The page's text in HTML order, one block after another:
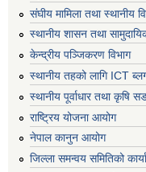
संघीय मामिला तथा स्थानीय
स्थानीय शासन तथा
केन्द्रीय पञ्जिकरण विभाग
स्थानीय तहको लागि ICT
स्थानीय पूर्वाधार तथा कृषि
राष्ट्रिय योजना आयोग
नेपाल कानुन आयोग
जिल्ला समन्वय समितिको